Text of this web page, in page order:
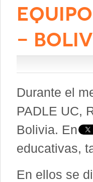
-
Durante el
PADLE UC,
Bolivia. En
educativas,
En ellos se